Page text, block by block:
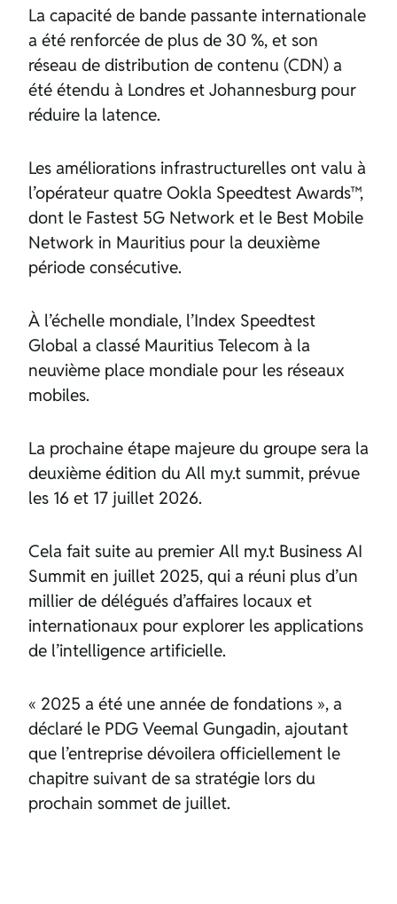
La capacité de bande passante internationale
a été renforcée de plus de 30 %, et son
réseau de distribution de contenu (CDN) a
été étendu à Londres et Johannesburg pour
réduire la latence.
Les améliorations infrastructurelles ont valu à
l’opérateur quatre Ookla Speedtest Awards™,
dont le Fastest 5G Network et le Best Mobile
Network in Mauritius pour la deuxième
période consécutive.
À l’échelle mondiale, l’Index Speedtest
Global a classé Mauritius Telecom à la
neuvième place mondiale pour les réseaux
mobiles.
La prochaine étape majeure du groupe sera la
deuxième édition du All my.t summit, prévue
les 16 et 17 juillet 2026.
Cela fait suite au premier All my.t Business AI
Summit en juillet 2025, qui a réuni plus d’un
millier de délégués d’affaires locaux et
internationaux pour explorer les applications
de l’intelligence artificielle.
« 2025 a été une année de fondations », a
déclaré le PDG Veemal Gungadin, ajoutant
que l’entreprise dévoilera officiellement le
chapitre suivant de sa stratégie lors du
prochain sommet de juillet.